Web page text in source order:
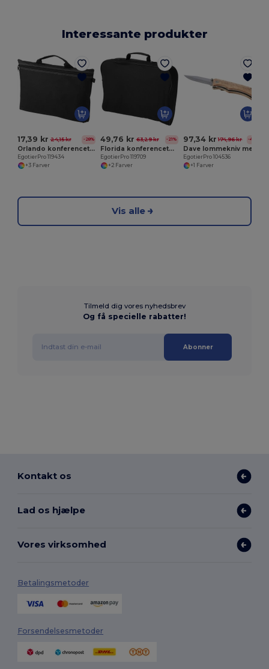
Interessante produkter
17,39 kr 24,15 kr -28%
Orlando konferencetaske 3L
EgotierPro 119434
+3 Farver
49,76 kr 63,29 kr -21%
Florida konferencetaske 7L
EgotierPro 119709
+2 Farver
97,34 kr 174,96 kr -44%
EgotierPro 104536
+1 Farver
Vis alle
Tilmeld dig vores nyhedsbrev
Og få specielle rabatter!
Abonner
Kontakt os
Lad os hjælpe
Vores virksomhed
Betalingsmetoder
Forsendelsesmetoder